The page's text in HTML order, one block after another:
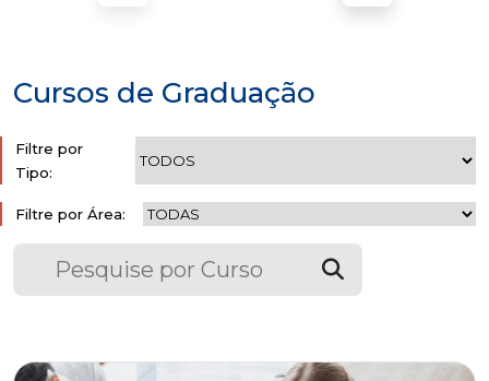
Cursos de Graduação
Filtre por
Tipo:
Filtre por Área: